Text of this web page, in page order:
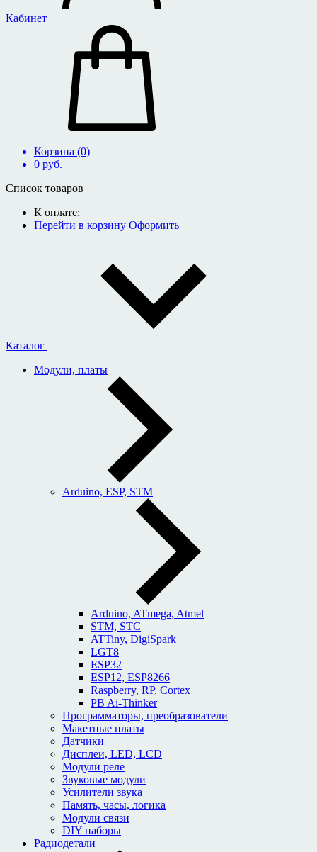
Кабинет
Корзина (0)
0 руб.
Список товаров
К оплате:
Перейти в корзину Оформить
Каталог
Модули, платы
Arduino, ESP, STM
Arduino, ATmega, Atmel
STM, STC
ATTiny, DigiSpark
LGT8
ESP32
ESP12, ESP8266
Raspberry, RP, Cortex
PB Ai-Thinker
Программаторы, преобразователи
Макетные платы
Датчики
Дисплеи, LED, LCD
Модули реле
Звуковые модули
Усилители звука
Память, часы, логика
Модули связи
DIY наборы
Радиодетали